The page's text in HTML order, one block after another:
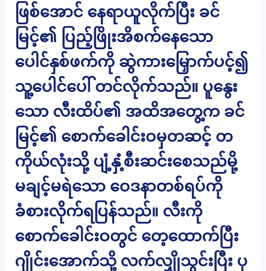
ဖြစ်အောင် နေရာယူလိုက်ပြီး ခင်
မြင့်၏ ပြည့်ဖြိုးအိစက်နေသော
ပေါင်နှစ်ဖက်ကို ဆွဲကားမြှောက်ပင့်၍
သူ့ပေါင်ပေါ် တင်လိုက်သည်။ ပူနွေး
သော လီးထိပ်၏ အထိအတွေ့က ခင်
မြင့်၏ စောက်ခေါင်းဝမှတဆင့် တ
ကိုယ်လုံးသို့ ပျံ့နှံ့စီးဆင်းစေသည်မို့
မချင့်မရဲသော ဝေဒနာတစ်ရပ်ကို
ခံစားလိုက်ရပြန်သည်။ လီးကို
စောက်ခေါင်းဝတွင် တေ့ထောက်ပြီး
ဂျိုင်းအောက်သို့ လက်လျှိုသွင်းပြီး ပု